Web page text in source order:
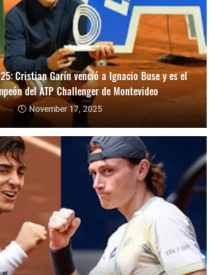
Cristian Garín venció a Ignacio Buse y es el
del ATP Challenger de Montevideo
November 17, 2025